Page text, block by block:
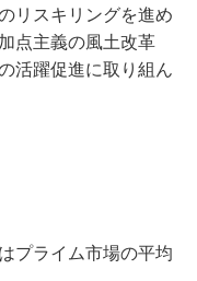
リスキリングを進め
点主義の風土改革
活躍促進に取り組ん
プライム市場の平均